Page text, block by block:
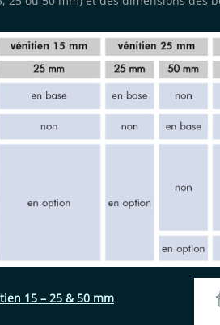
15 – 25 & 50 mm